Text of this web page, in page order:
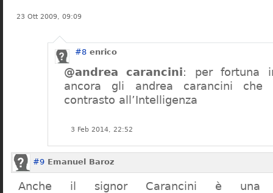
23 Ott 2009, 09:09
#8 enrico
@andrea carancini: per fortuna
ancora gli andrea carancini
contrasto all’Intelligenza
3 Feb 2014, 22:52
#9 Emanuel Baroz
Anche il signor Carancini è una